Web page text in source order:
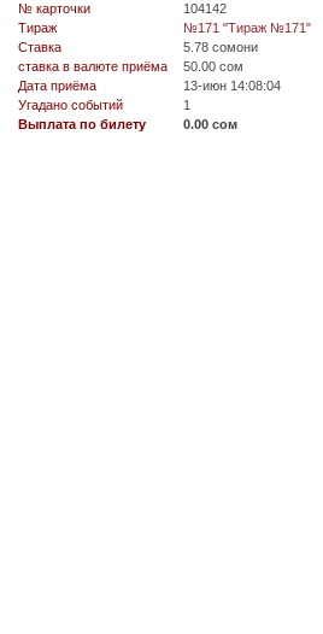
№ карточки
104142
Tираж
№171 "Тираж №171"
Ставка
5.78 сомони
ставка в валюте приёма
50.00 сом
Дата приёма
13-июн 14:08:04
Угадано событий
1
Выплата по билету
0.00 сом